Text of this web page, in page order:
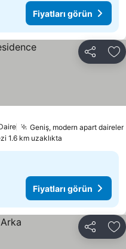
Fiyatları görün
Paylaş
Geniş, modern apart daireler
1.6 km uzaklıkta
Fiyatları görün
Paylaş